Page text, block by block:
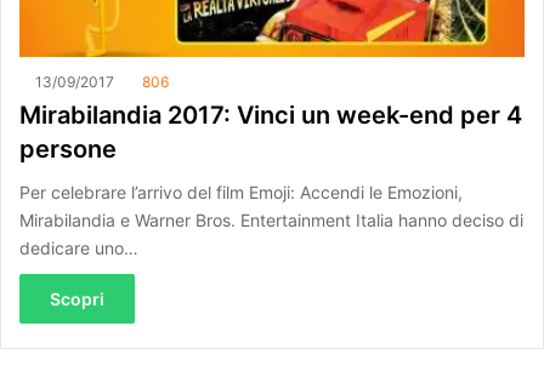
13/09/2017 806
Mirabilandia 2017: Vinci un week-end per 4
persone
Per celebrare l’arrivo del film Emoji: Accendi le Emozioni,
Mirabilandia e Warner Bros. Entertainment Italia hanno deciso di
dedicare uno…
Scopri